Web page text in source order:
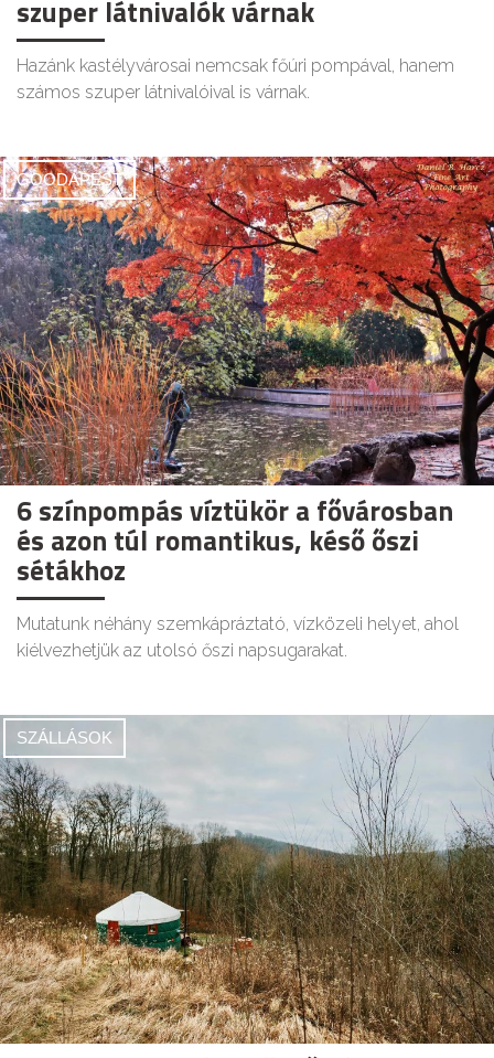
szuper látnivalók várnak
Hazánk kastélyvárosai nemcsak főúri pompával, hanem
számos szuper látnivalóival is várnak.
GOODAPEST
6 színpompás víztükör a fővárosban
és azon túl romantikus, késő őszi
sétákhoz
Mutatunk néhány szemkápráztató, vízközeli helyet, ahol
kiélvezhetjük az utolsó őszi napsugarakat.
SZÁLLÁSOK